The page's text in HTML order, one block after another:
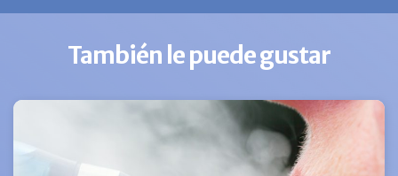
También le puede gustar